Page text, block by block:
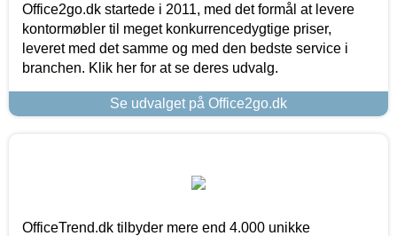
Office2go.dk startede i 2011, med det formål at levere
kontormøbler til meget konkurrencedygtige priser,
leveret med det samme og med den bedste service i
branchen. Klik her for at se deres udvalg.
Se udvalget på Office2go.dk
OfficeTrend.dk tilbyder mere end 4.000 unikke